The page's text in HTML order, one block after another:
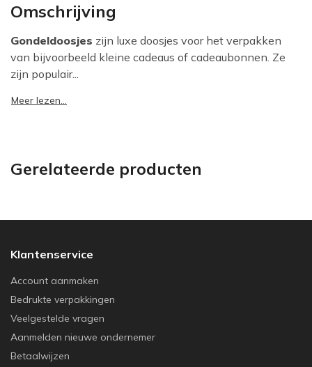
Omschrijving
Gondeldoosjes zijn luxe doosjes voor het verpakken
van bijvoorbeeld kleine cadeaus of cadeaubonnen. Ze
zijn populair...
Meer lezen...
Gerelateerde producten
Klantenservice
Account aanmaken
Bedrukte verpakkingen
Veelgestelde vragen
Aanmelden nieuwe ondernemer
Betaalwijzen